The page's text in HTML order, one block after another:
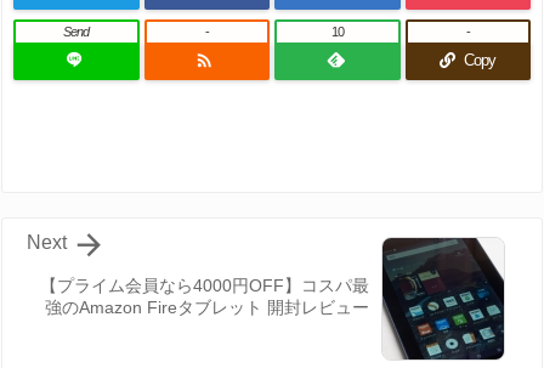
Send

- 10
Copy
-
【プライム会員なら4000円OFF】コスパ最
強のAmazon Fireタブレット 開封レビュー

Next